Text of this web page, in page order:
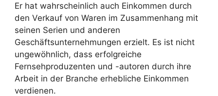
Er hat wahrscheinlich auch Einkommen durch
den Verkauf von Waren im Zusammenhang mit
seinen Serien und anderen
Geschäftsunternehmungen erzielt. Es ist nicht
ungewöhnlich, dass erfolgreiche
Fernsehproduzenten und -autoren durch ihre
Arbeit in der Branche erhebliche Einkommen
verdienen.